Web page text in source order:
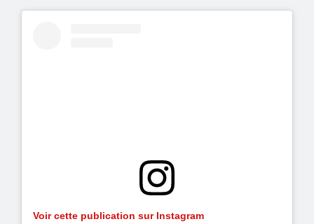
Voir cette publication sur Instagram